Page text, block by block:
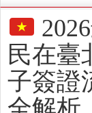
民在臺
子簽證